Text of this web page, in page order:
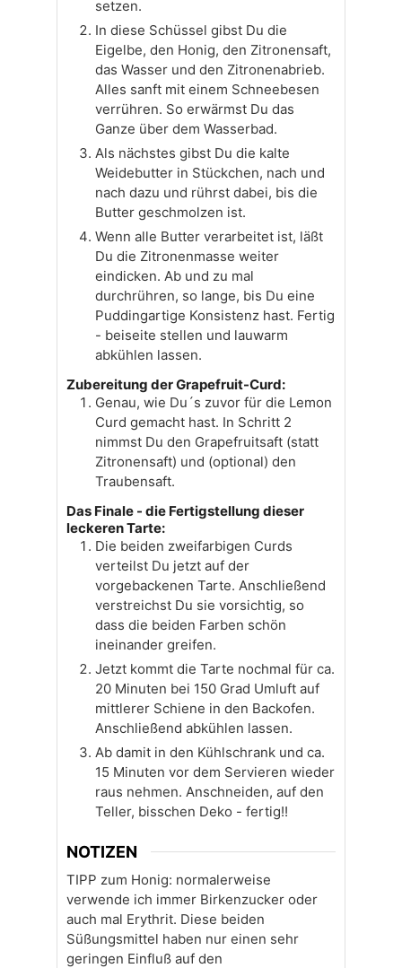
setzen.
In diese Schüssel gibst Du die
Eigelbe, den Honig, den Zitronensaft,
das Wasser und den Zitronenabrieb.
Alles sanft mit einem Schneebesen
verrühren. So erwärmst Du das
Ganze über dem Wasserbad.
Als nächstes gibst Du die kalte
Weidebutter in Stückchen, nach und
nach dazu und rührst dabei, bis die
Butter geschmolzen ist.
Wenn alle Butter verarbeitet ist, läßt
Du die Zitronenmasse weiter
eindicken. Ab und zu mal
durchrühren, so lange, bis Du eine
Puddingartige Konsistenz hast. Fertig
- beiseite stellen und lauwarm
abkühlen lassen.
Zubereitung der Grapefruit-Curd:
Genau, wie Du´s zuvor für die Lemon
Curd gemacht hast. In Schritt 2
nimmst Du den Grapefruitsaft (statt
Zitronensaft) und (optional) den
Traubensaft.
Das Finale - die Fertigstellung dieser
leckeren Tarte:
Die beiden zweifarbigen Curds
verteilst Du jetzt auf der
vorgebackenen Tarte. Anschließend
verstreichst Du sie vorsichtig, so
dass die beiden Farben schön
ineinander greifen.
Jetzt kommt die Tarte nochmal für ca.
20 Minuten bei 150 Grad Umluft auf
mittlerer Schiene in den Backofen.
Anschließend abkühlen lassen.
Ab damit in den Kühlschrank und ca.
15 Minuten vor dem Servieren wieder
raus nehmen. Anschneiden, auf den
Teller, bisschen Deko - fertig!!
NOTIZEN
TIPP zum Honig: normalerweise
verwende ich immer Birkenzucker oder
auch mal Erythrit. Diese beiden
Süßungsmittel haben nur einen sehr
geringen Einfluß auf den